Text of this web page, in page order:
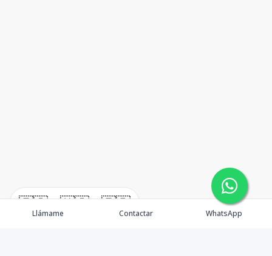
🇪🇸 🇺🇸 🇫🇷
Llámame Contactar WhatsApp